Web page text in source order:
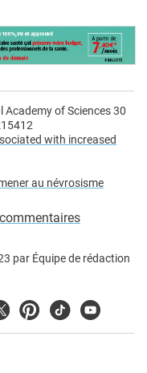
of Sciences 30
with increased
au névrosisme
par Équipe de rédaction
Pinterest
TiktokYoutube